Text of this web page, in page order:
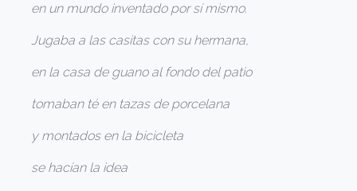
en un mundo inventado por sí mismo.
Jugaba a las casitas con su hermana,
en la casa de guano al fondo del patio
tomaban té en tazas de porcelana
y montados en la bicicleta
se hacían la idea